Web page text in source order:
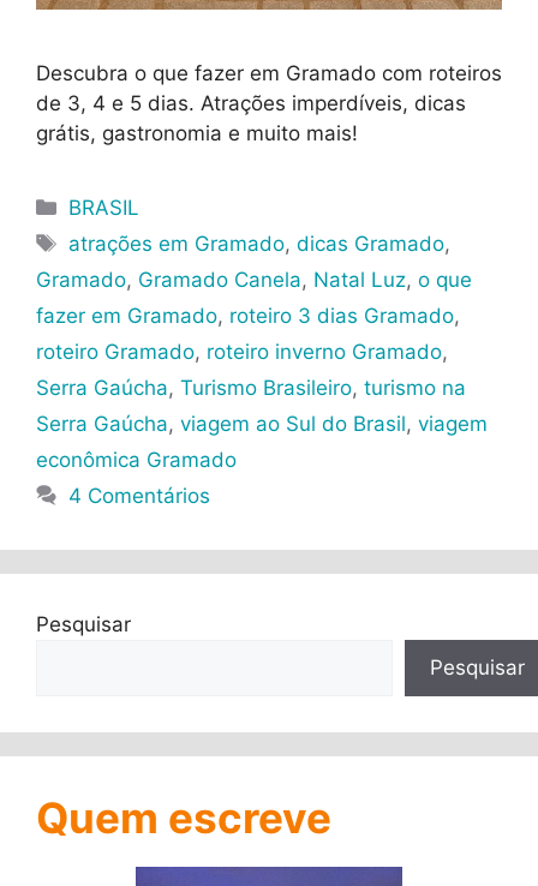
Descubra o que fazer em Gramado com roteiros
de 3, 4 e 5 dias. Atrações imperdíveis, dicas
grátis, gastronomia e muito mais!
Categorias
BRASIL
Tags
atrações em Gramado,dicas Gramado,
Gramado, Gramado Canela, Natal Luz, o que
fazer em Gramado, roteiro 3 dias Gramado,
roteiro Gramado, roteiro inverno Gramado,
Serra Gaúcha, Turismo Brasileiro, turismo na
Serra Gaúcha, viagem ao Sul do Brasil, viagem
econômica Gramado
4 Comentários
Pesquisar
Pesquisar
Quem escreve